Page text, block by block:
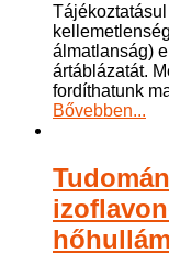
álmatlanság)
ártáblázatát.
fordíthatunk
Bővebben...